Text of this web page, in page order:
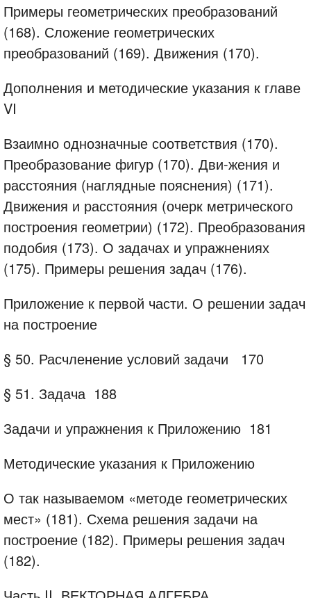
Примеры геометрических преобразований
(168). Сложение геометрических
преобразований (169). Движения (170).
Дополнения и методические указания к главе
VI
Взаимно однозначные соответствия (170).
Преобразование фигур (170). Дви-жения и
расстояния (наглядные пояснения) (171).
Движения и расстояния (очерк метрического
построения геометрии) (172). Преобразования
подобия (173). О задачах и упражнениях
(175). Примеры решения задач (176).
Приложение к первой части. О решении задач
на построение
§ 50. Расчленение условий задачи
170
§ 51. Задача 188
Задачи и упражнения к Приложению 181
Методические указания к Приложению
О так называемом «методе геометрических
мест» (181). Схема решения задачи на
построение (182). Примеры решения задач
(182).